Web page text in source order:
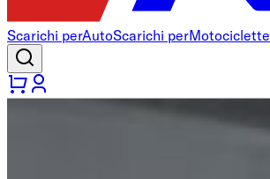
Scarichi perAutoScarichi perMotociclette